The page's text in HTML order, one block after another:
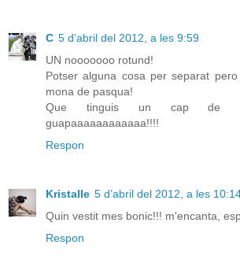
C 5 d’abril del 2012, a les 9:59
UN nooooooo rotund!
Potser alguna cosa per separat
mona de pasqua!
Que tinguis un cap de
guapaaaaaaaaaaaa!!!!
Respon
Kristalle 5 d’abril del 2012, a les
Quin vestit mes bonic!!! m'encanta,
Respon